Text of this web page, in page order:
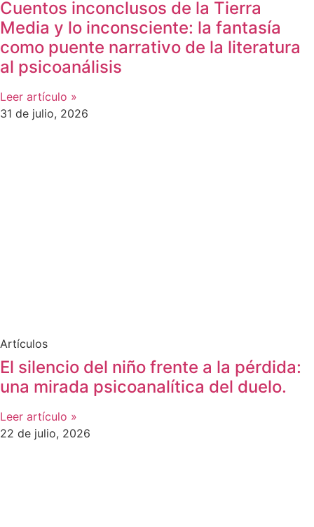
Cuentos inconclusos de la Tierra
Media y lo inconsciente: la fantasía
como puente narrativo de la literatura
al psicoanálisis
Leer artículo »
31 de julio, 2026
Artículos
El silencio del niño frente a la pérdida:
una mirada psicoanalítica del duelo.
Leer artículo »
22 de julio, 2026